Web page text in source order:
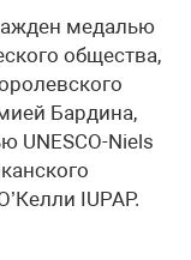
медалью
общества,
Бардина,
UNESCO-Niels
IUPAP.